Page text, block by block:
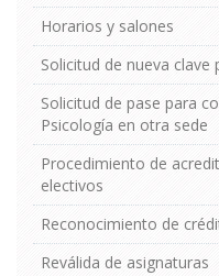
Horarios y salones
Solicitud de nueva clave
Solicitud de pase para
Psicología en otra sede
Procedimiento de
electivos
Reconocimiento de
Reválida de asignaturas